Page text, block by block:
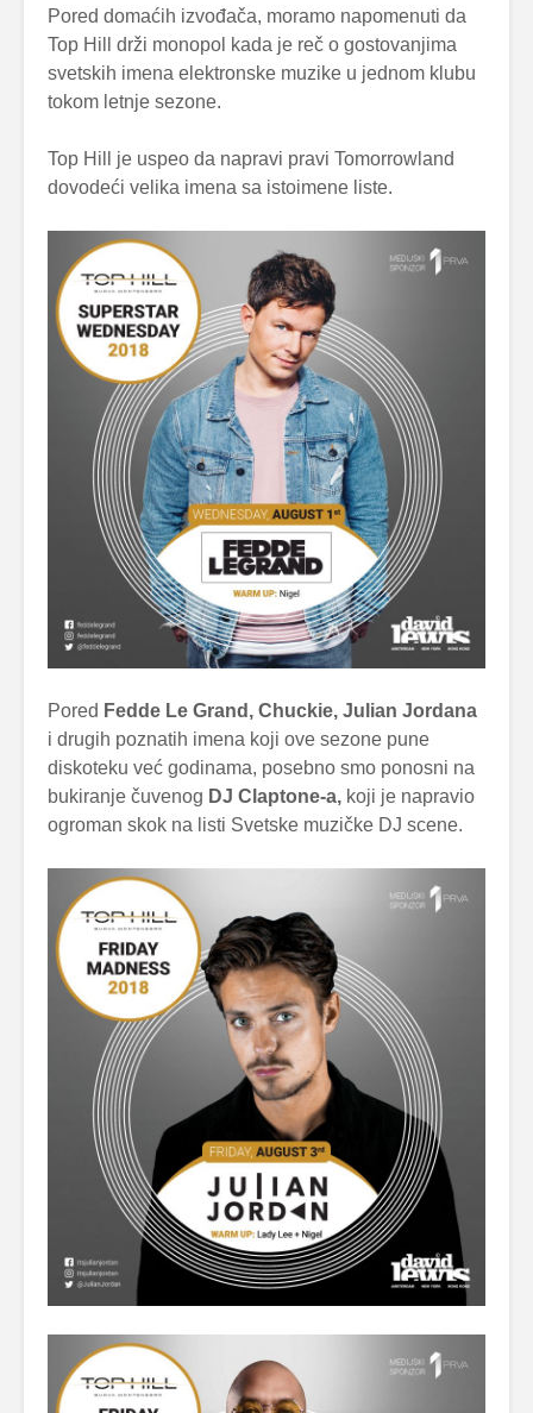
Pored domaćih izvođača, moramo napomenuti da
Top Hill drži monopol kada je reč o gostovanjima
svetskih imena elektronske muzike u jednom klubu
tokom letnje sezone.
Top Hill je uspeo da napravi pravi Tomorrowland
dovodeći velika imena sa istoimene liste.
Pored Fedde Le Grand, Chuckie, Julian Jordana
i drugih poznatih imena koji ove sezone pune
diskoteku već godinama, posebno smo ponosni na
bukiranje čuvenog DJ Claptone-a, koji je napravio
ogroman skok na listi Svetske muzičke DJ scene.